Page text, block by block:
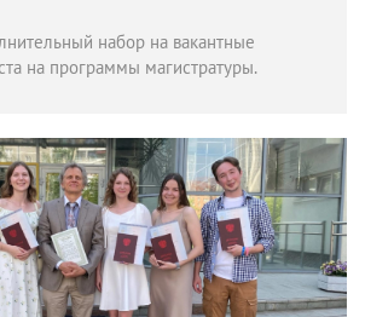
набор на вакантные
на программы магистратуры.